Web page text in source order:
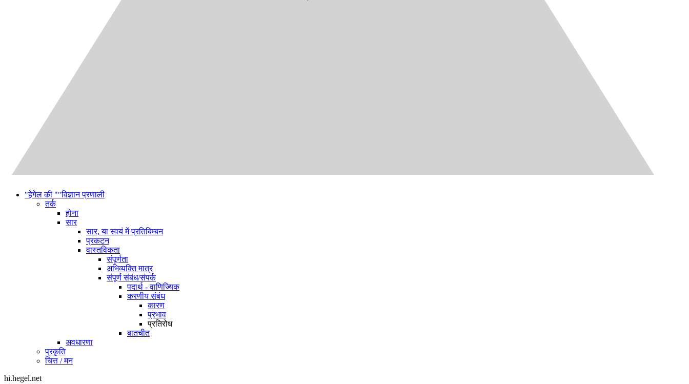
"हेगेल की ""विज्ञान प्रणाली
तर्क
होना
सार
सार, या स्वयं में प्रतिबिम्बन
प्रकटन
वास्तविकता
संपूर्णता
अभिव्यक्ति मात्र
संपूर्ण संबंध/संपर्क
पदार्थ - वाणिज्यिक
करणीय संबंध
कारण
प्रभाव
प्रतिरोध
बातचीत
अवधारणा
प्रकृति
चित्त / मन
hi.hegel.net